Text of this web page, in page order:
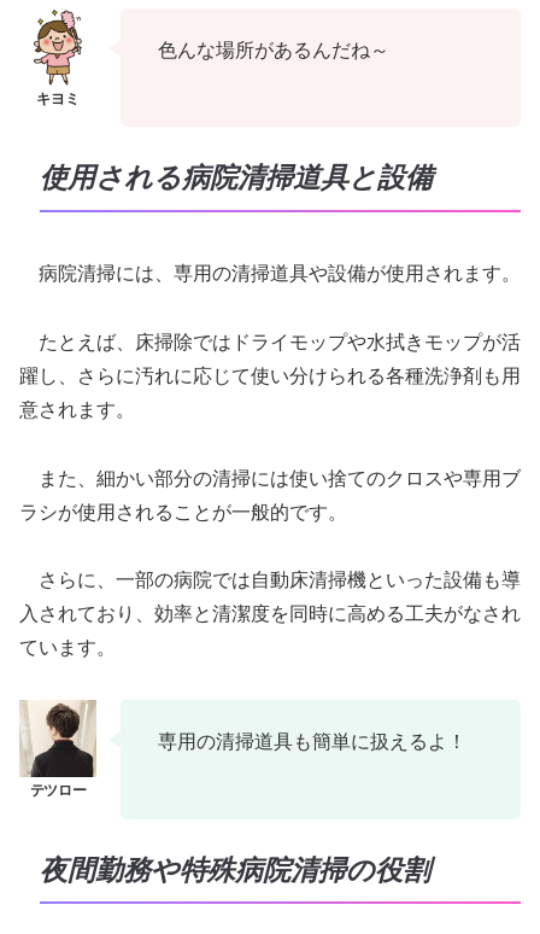
色んな場所があるんだね～
使用される病院清掃道具と設備
病院清掃には、専用の清掃道具や設備が使用されます。
たとえば、床掃除ではドライモップや水拭きモップが活
躍し、さらに汚れに応じて使い分けられる各種洗浄剤も用
意されます。
また、細かい部分の清掃には使い捨てのクロスや専用ブ
ラシが使用されることが一般的です。
さらに、一部の病院では自動床清掃機といった設備も導
入されており、効率と清潔度を同時に高める工夫がなされ
ています。
専用の清掃道具も簡単に扱えるよ！
夜間勤務や特殊病院清掃の役割